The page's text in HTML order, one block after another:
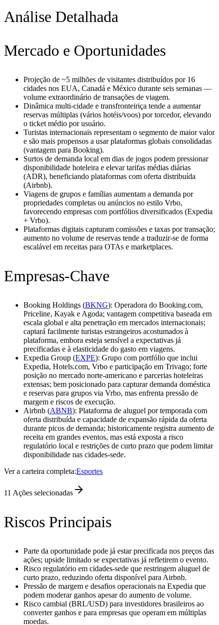
Análise Detalhada
Mercado e Oportunidades
Projeção de ~5 milhões de visitantes distribuídos por 16
cidades nos EUA, Canadá e México durante seis semanas —
volume extraordinário de transações de viagem.
Dinâmica multi-cidade e transfronteiriça tende a aumentar
reservas múltiplas (vários hotéis/voos) por torcedor, elevando
o ticket médio por usuário.
Turistas internacionais representam o segmento de maior valor
e são mais propensos a usar plataformas globais consolidadas
(vantagem para Booking).
Surtos de demanda local em dias de jogos podem pressionar
disponibilidade hoteleira e elevar tarifas médias diárias
(ADR), beneficiando plataformas com oferta distribuída
(Airbnb).
Viagens de grupos e famílias aumentam a demanda por
propriedades completas ou anúncios no estilo Vrbo,
favorecendo empresas com portfólios diversificados (Expedia
+ Vrbo).
Plataformas digitais capturam comissões e taxas por transação;
aumento no volume de reservas tende a traduzir-se de forma
escalável em receitas para OTAs e marketplaces.
Empresas-Chave
Booking Holdings (BKNG): Operadora do Booking.com,
Priceline, Kayak e Agoda; vantagem competitiva baseada em
escala global e alta penetração em mercados internacionais;
captará facilmente turistas estrangeiros acostumados à
plataforma, embora esteja sensível a expectativas já
precificadas e à elasticidade do gasto em viagens.
Expedia Group (EXPE): Grupo com portfólio que inclui
Expedia, Hotels.com, Vrbo e participação em Trivago; forte
posição no mercado norte-americano e parcerias hoteleiras
extensas; bem posicionado para capturar demanda doméstica
e reservas para grupos via Vrbo, mas enfrenta pressão de
margem e riscos de execução.
Airbnb (ABNB): Plataforma de aluguel por temporada com
oferta distribuída e capacidade de expansão rápida da oferta
durante picos de demanda; historicamente registra aumento de
receita em grandes eventos, mas está exposta a risco
regulatório local e restrições de curto prazo que podem limitar
disponibilidade nas cidades-sede.
Ver a carteira completa:Esportes
11 Ações selecionadas
Riscos Principais
Parte da oportunidade pode já estar precificada nos preços das
ações; upside limitado se expectativas já refletirem o evento.
Risco regulatório em cidades-sede que restringem aluguel de
curto prazo, reduzindo oferta disponível para Airbnb.
Pressão de margem e desafios operacionais na Expedia que
podem moderar ganhos apesar do aumento de volume.
Risco cambial (BRL/USD) para investidores brasileiros ao
converter ganhos e para empresas que operam em múltiplas
moedas.